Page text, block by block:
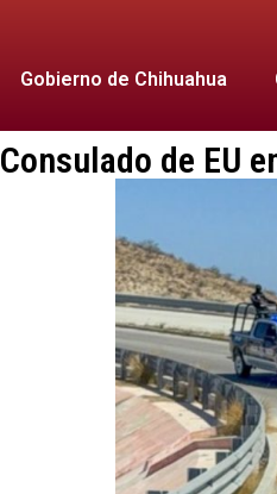
Gobierno de Chihuahua
Consulado de EU